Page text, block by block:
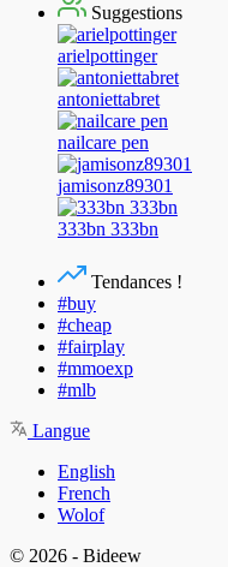
Suggestions
arielpottinger
antoniettabret
nailcare pen
jamisonz89301
333bn 333bn
Tendances !
#buy
#cheap
#fairplay
#mmoexp
#mlb
Langue
English
French
Wolof
© 2026 - Bideew